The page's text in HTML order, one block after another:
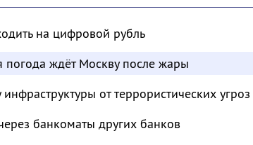
на цифровой рубль
погода ждёт Москву после жары
от террористических угроз
банкоматы других банков